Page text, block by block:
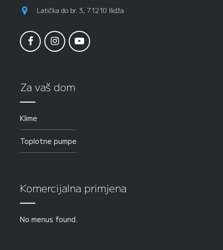
Latička do br. 3, 71210 Ilidža
Za vaš dom
Klime
Toplotne pumpe
Komercijalna primjena
No menus found.